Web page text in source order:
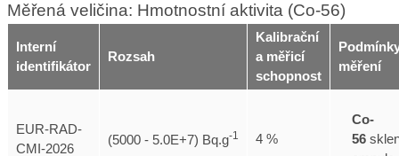
Měřená veličina: Hmotnostní aktivita (Co-56)
Interní
identifikátor
Rozsah
Kalibrační
a měřicí
schopnost
měření
EUR-RAD-
CMI-2026
(5000 - 5.0E+7) Bq.g-1 4 %
Co-
56